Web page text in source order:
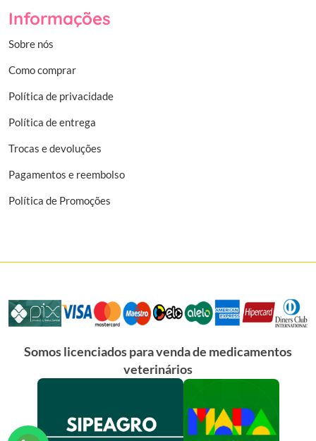
Informações
Sobre nós
Como comprar
Política de privacidade
Política de entrega
Trocas e devoluções
Pagamentos e reembolso
Política de Promoções
Somos licenciados para venda de medicamentos
veterinários